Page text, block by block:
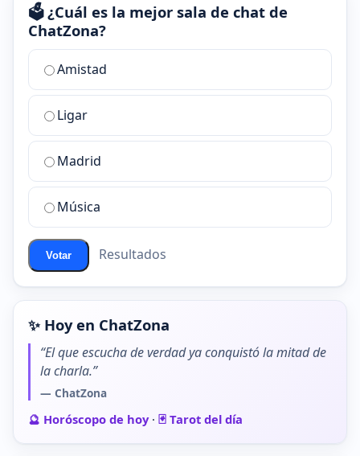
🗳️ ¿Cuál es la mejor sala de chat de
ChatZona?
¿Cuál
la
mejor
sala
chat
ChatZona?
Amistad
Ligar
Madrid
Música
Votar Resultados
✨ Hoy en ChatZona
“El que escucha de verdad ya conquistó la mitad de
la charla.”
— ChatZona
🔮 Horóscopo de hoy· 🃏 Tarot del día